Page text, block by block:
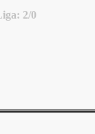
2/0